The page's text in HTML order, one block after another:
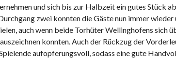
und sich bis zur Halbzeit ein gutes Stück
zwei konnten die Gäste nun immer
auch wenn beide Torhüter Wellinghofens sich
konnten. Auch der Rückzug der
aufopferungsvoll, sodass eine gute